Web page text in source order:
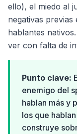
ello), el miedo al
negativas
hablantes
ver con falta de
Punto clave:
enemigo del
hablan más y
los que
construye